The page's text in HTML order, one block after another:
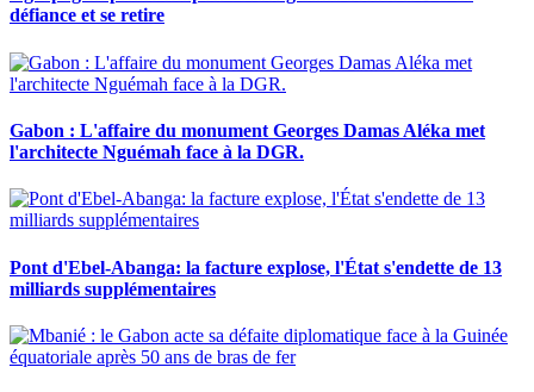
défiance et se retire
Gabon : L'affaire du monument Georges Damas Aléka met
l'architecte Nguémah face à la DGR.
Pont d'Ebel-Abanga: la facture explose, l'État s'endette de 13
milliards supplémentaires